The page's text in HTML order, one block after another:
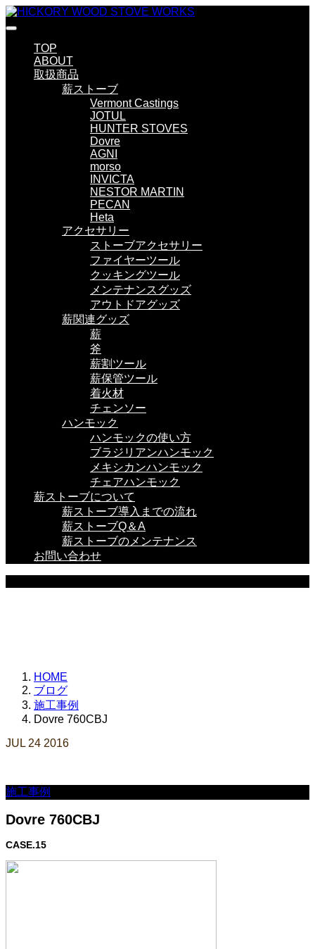
TOP
ABOUT
取扱商品
薪ストーブ
Vermont Castings
JOTUL
HUNTER STOVES
Dovre
AGNI
morso
INVICTA
NESTOR MARTIN
PECAN
Heta
アクセサリー
ストーブアクセサリー
ファイヤーツール
クッキングツール
メンテナンスグッズ
アウトドアグッズ
薪関連グッズ
薪
斧
薪割ツール
薪保管ツール
着火材
チェンソー
ハンモック
ハンモックの使い方
ブラジリアンハンモック
メキシカンハンモック
チェアハンモック
薪ストーブについて
薪ストーブ導入までの流れ
薪ストーブQ＆A
薪ストーブのメンテナンス
お問い合わせ
HOME
ブログ
施工事例
Dovre 760CBJ
JUL 24 2016
施工事例
Dovre 760CBJ
CASE.15